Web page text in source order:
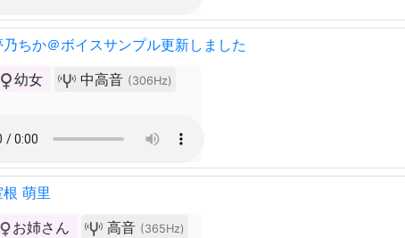
乃ちか＠ボイスサンプル更新しました
幼女 中高音 (306Hz)
根 萌里
お姉さん 高音 (365Hz)